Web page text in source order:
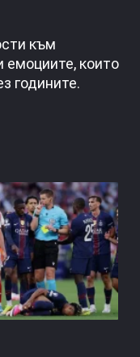
към
емоциите, които
годините.